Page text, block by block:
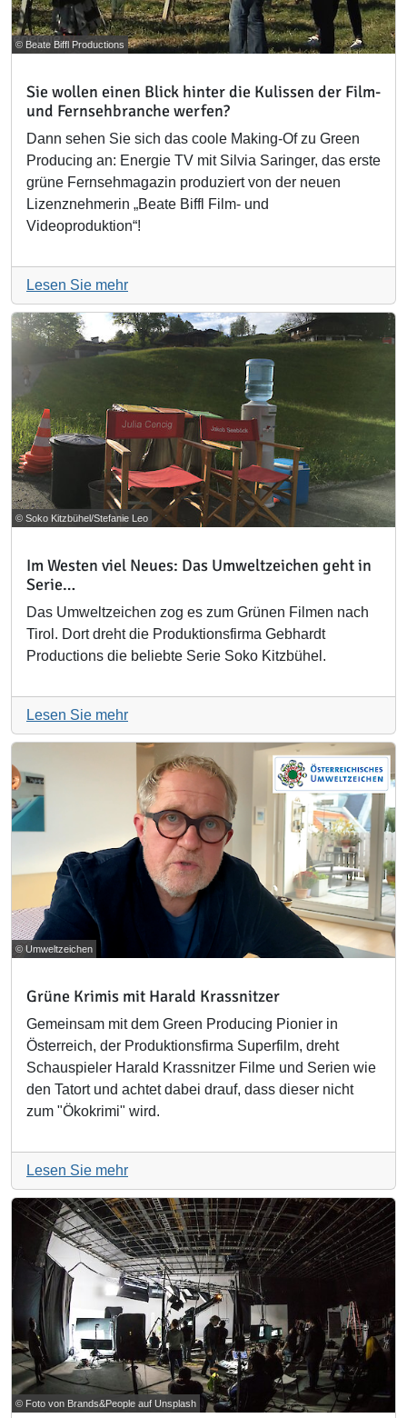
© Beate Biffl Productions
Sie wollen einen Blick hinter die Kulissen der Film-
und Fernsehbranche werfen?
Dann sehen Sie sich das coole Making-Of zu Green
Producing an: Energie TV mit Silvia Saringer, das erste
grüne Fernsehmagazin produziert von der neuen
Lizenznehmerin „Beate Biffl Film- und
Videoproduktion“!
Lesen Sie mehr
© Soko Kitzbühel/Stefanie Leo
Im Westen viel Neues: Das Umweltzeichen geht in
Serie…
Das Umweltzeichen zog es zum Grünen Filmen nach
Tirol. Dort dreht die Produktionsfirma Gebhardt
Productions die beliebte Serie Soko Kitzbühel.
Lesen Sie mehr
© Umweltzeichen
Grüne Krimis mit Harald Krassnitzer
Gemeinsam mit dem Green Producing Pionier in
Österreich, der Produktionsfirma Superfilm, dreht
Schauspieler Harald Krassnitzer Filme und Serien wie
den Tatort und achtet dabei drauf, dass dieser nicht
zum "Ökokrimi" wird.
Lesen Sie mehr
© Foto von Brands&People auf Unsplash